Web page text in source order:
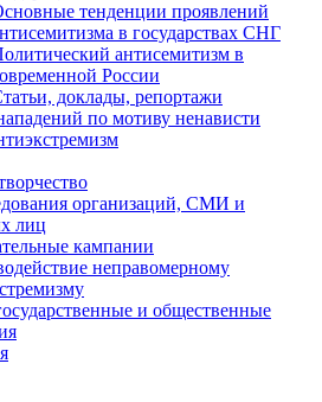
тенденции проявлений
в государствах СНГ
антисемитизм в
России
доклады, репортажи
по мотиву ненависти
организаций, СМИ и
лиц
кампании
неправомерному
и общественные